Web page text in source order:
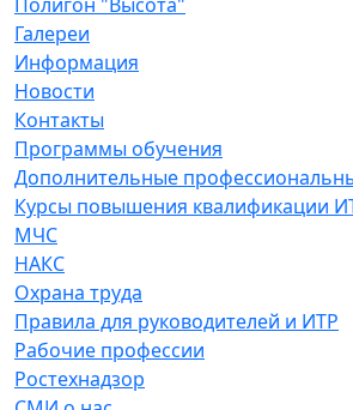
Полигон "Высота"
Галереи
Информация
Новости
Контакты
Программы обучения
Дополнительные
Курсы повышения квалификации
МЧС
НАКС
Охрана труда
Правила для руководителей и ИТР
Рабочие профессии
Ростехнадзор